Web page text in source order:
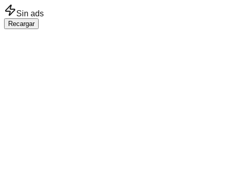
Saltar al contenido principal
Sin ads
Recargar